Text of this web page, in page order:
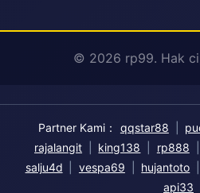
© 2026 rp99. Hak
Partner Kami： qqstar88
rajalangit
king138 rp888
salju4d
vespa69 hujantoto
api33